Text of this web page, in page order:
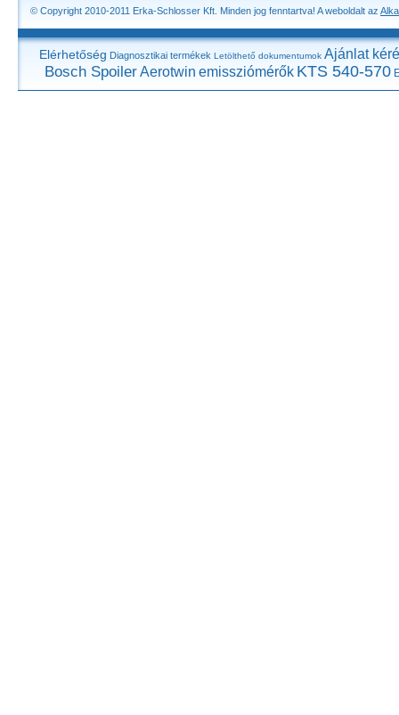
© Copyright 2010-2011 Erka-Schlosser Kft. Minden jog fenntartva! A weboldalt az
Elérhetőség Diagnosztikai termékek Letölthető dokumentumok Ajánlat
Bosch Spoiler Aerotwin emissziómérők KTS 540-570